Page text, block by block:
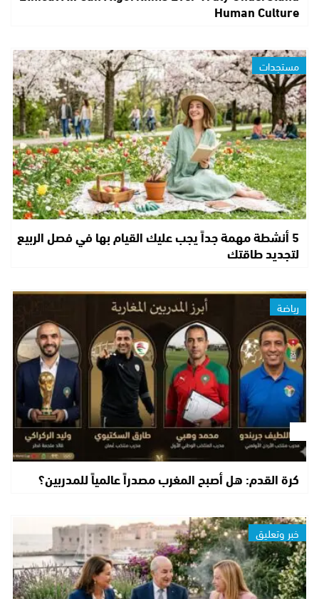
Human Culture
مستجدات
5 أنشطة مهمة جداً يجب عليك القيام بها في فصل الربيع
لتجديد طاقتك
رياضة
كرة القدم: هل أصبح المغرب مصدراً عالمياً للمدربين؟
خبر وتعليق